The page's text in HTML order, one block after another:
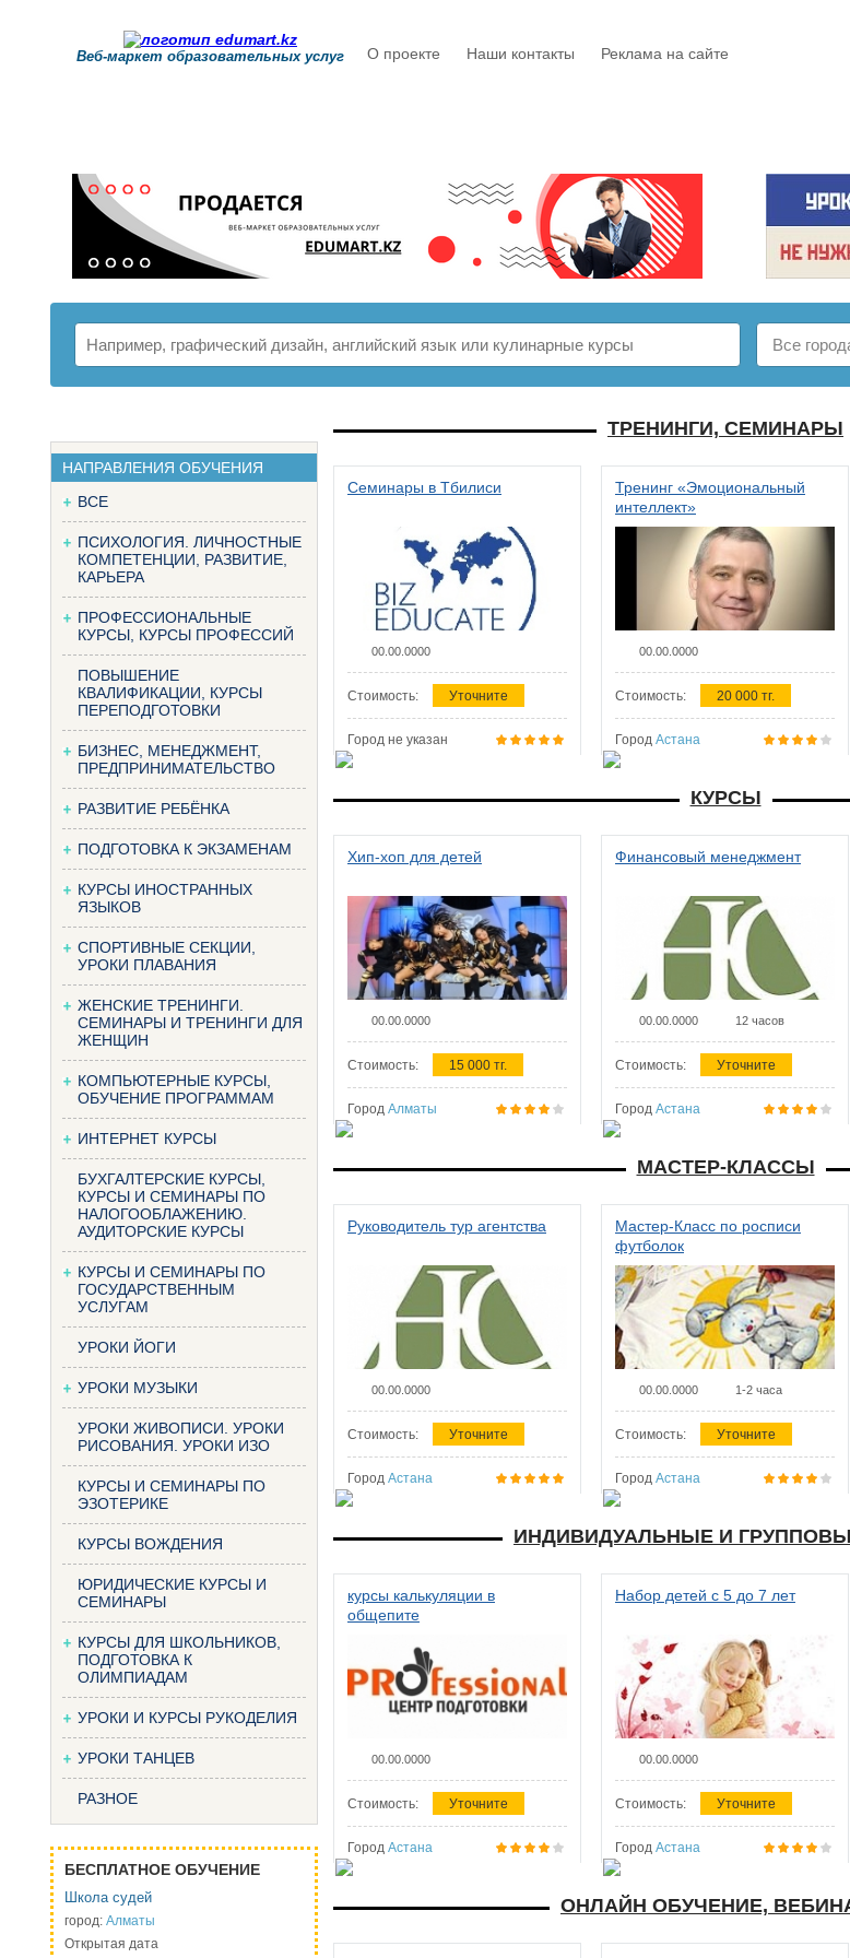
Веб-маркет образовательных услуг О проекте Наши контакты Реклама на сайте
НАПРАВЛЕНИЯ ОБУЧЕНИЯ
ВСЕ
ПСИХОЛОГИЯ. ЛИЧНОСТНЫЕ
КОМПЕТЕНЦИИ, РАЗВИТИЕ,
КАРЬЕРА
ПРОФЕССИОНАЛЬНЫЕ
КУРСЫ, КУРСЫ ПРОФЕССИЙ
ПОВЫШЕНИЕ
КВАЛИФИКАЦИИ, КУРСЫ
ПЕРЕПОДГОТОВКИ
БИЗНЕС, МЕНЕДЖМЕНТ,
ПРЕДПРИНИМАТЕЛЬСТВО
РАЗВИТИЕ РЕБЁНКА
ПОДГОТОВКА К ЭКЗАМЕНАМ
КУРСЫ ИНОСТРАННЫХ
ЯЗЫКОВ
СПОРТИВНЫЕ СЕКЦИИ,
УРОКИ ПЛАВАНИЯ
ЖЕНСКИЕ ТРЕНИНГИ.
СЕМИНАРЫ И ТРЕНИНГИ ДЛЯ
ЖЕНЩИН
КОМПЬЮТЕРНЫЕ КУРСЫ,
ОБУЧЕНИЕ ПРОГРАММАМ
ИНТЕРНЕТ КУРСЫ
БУХГАЛТЕРСКИЕ КУРСЫ,
КУРСЫ И СЕМИНАРЫ ПО
НАЛОГООБЛАЖЕНИЮ.
АУДИТОРСКИЕ КУРСЫ
КУРСЫ И СЕМИНАРЫ ПО
ГОСУДАРСТВЕННЫМ
УСЛУГАМ
УРОКИ ЙОГИ
УРОКИ МУЗЫКИ
УРОКИ ЖИВОПИСИ. УРОКИ
РИСОВАНИЯ. УРОКИ ИЗО
КУРСЫ И СЕМИНАРЫ ПО
ЭЗОТЕРИКЕ
КУРСЫ ВОЖДЕНИЯ
ЮРИДИЧЕСКИЕ КУРСЫ И
СЕМИНАРЫ
КУРСЫ ДЛЯ ШКОЛЬНИКОВ,
ПОДГОТОВКА К
ОЛИМПИАДАМ
УРОКИ И КУРСЫ РУКОДЕЛИЯ
УРОКИ ТАНЦЕВ
РАЗНОЕ
БЕСПЛАТНОЕ ОБУЧЕНИЕ
Школа судей
город: Алматы
Открытая дата
ТРЕНИНГИ, СЕМИНАРЫ
Семинары в Тбилиси
00.00.0000
Стоимость: Уточните
Город не указан
Тренинг «Эмоциональный
интеллект»
00.00.0000
Стоимость: 20 000 тг.
Город Астана
КУРСЫ
Хип-хоп для детей
00.00.0000
Стоимость: 15 000 тг.
Город Алматы
Финансовый менеджмент
00.00.0000 12 часов
Стоимость: Уточните
Город Астана
МАСТЕР-КЛАССЫ
Руководитель тур агентства
00.00.0000
Стоимость: Уточните
Город Астана
Мастер-Класс по росписи
футболок
00.00.0000 1-2 часа
Стоимость: Уточните
Город Астана
ИНДИВИДУАЛЬНЫЕ И
курсы калькуляции в
общепите
00.00.0000
Стоимость: Уточните
Город Астана
Набор детей с 5 до 7 лет
00.00.0000
Стоимость: Уточните
Город Астана
ОНЛАЙН ОБУЧЕНИЕ,